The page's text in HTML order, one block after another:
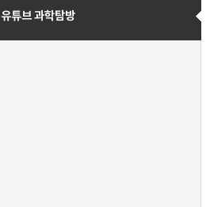
유튜브 과학탐방